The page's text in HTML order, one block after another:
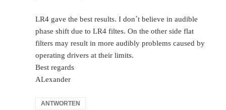
LR4 gave the best results. I don´t believe in audible
phase shift due to LR4 filtes. On the other side flat
filters may result in more audibly problems caused by
operating drivers at their limits.
Best regards
ALexander
ANTWORTEN